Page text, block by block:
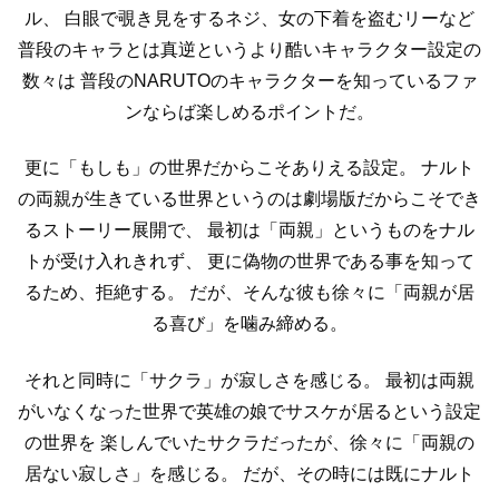
ル、
白眼で覗き見をするネジ、女の下着を盗むリーなど
普段のキャラとは真逆というより酷いキャラクター設定の
数々は 普段のNARUTOのキャラクターを知っているファ
ンならば楽しめるポイントだ。
更に「もしも」の世界だからこそありえる設定。
ナルト
の両親が生きている世界というのは劇場版だからこそでき
るストーリー展開で、
最初は「両親」というものをナル
トが受け入れきれず、
更に偽物の世界である事を知って
るため、拒絶する。
だが、そんな彼も徐々に「両親が居
る喜び」を噛み締める。
それと同時に「サクラ」が寂しさを感じる。
最初は両親
がいなくなった世界で英雄の娘でサスケが居るという設定
の世界を 楽しんでいたサクラだったが、徐々に「両親の
居ない寂しさ」を感じる。
だが、その時には既にナルト